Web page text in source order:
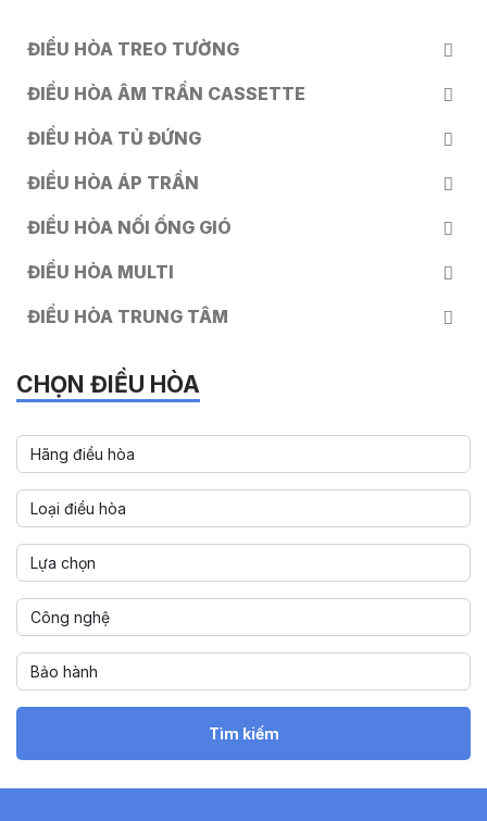
ĐIỀU HÒA TREO TƯỜNG
ĐIỀU HÒA ÂM TRẦN CASSETTE
ĐIỀU HÒA TỦ ĐỨNG
ĐIỀU HÒA ÁP TRẦN
ĐIỀU HÒA NỐI ỐNG GIÓ
ĐIỀU HÒA MULTI
ĐIỀU HÒA TRUNG TÂM
CHỌN ĐIỀU HÒA
Tìm kiếm